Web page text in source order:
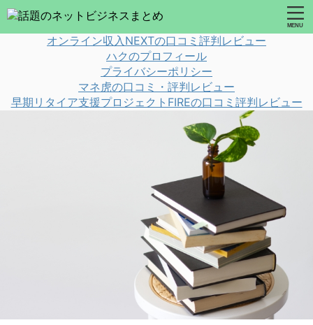
オンライン収入NEXTの口コミ評判レビュー
ハクのプロフィール
プライバシーポリシー
マネ虎の口コミ・評判レビュー
早期リタイア支援プロジェクトFIREの口コミ評判レビュー